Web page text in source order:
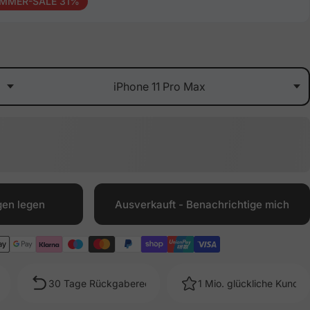
legen Ausverkauft - Benachrichtige mich
30 Tage Rückgaberecht 1 Mio. glückliche Kunden